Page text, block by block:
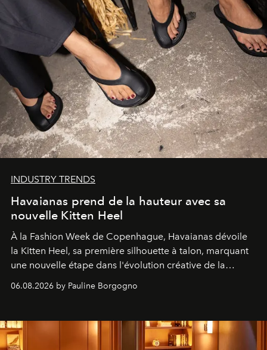
INDUSTRY TRENDS
Havaianas prend de la hauteur avec sa
nouvelle Kitten Heel
À la Fashion Week de Copenhague, Havaianas dévoile
la Kitten Heel, sa première silhouette à talon, marquant
une nouvelle étape dans l'évolution créative de la
06.08.2026 by Pauline Borgogno